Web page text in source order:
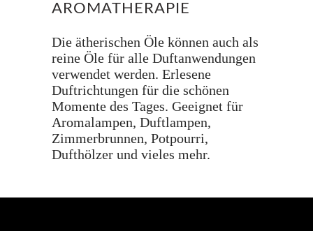
AROMATHERAPIE
Die ätherischen Öle können auch als
reine Öle für alle Duftanwendungen
verwendet werden. Erlesene
Duftrichtungen für die schönen
Momente des Tages. Geeignet für
Aromalampen, Duftlampen,
Zimmerbrunnen, Potpourri,
Dufthölzer und vieles mehr.